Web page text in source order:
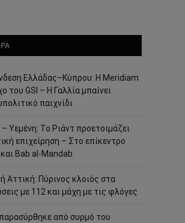
Ελλάδας–Κύπρου: Η Meridiam
του GSI – Η Γαλλία μπαίνει
παιχνίδι
Υεμένη: Το Ριάντ προετοιμάζει
επιχείρηση – Στο επίκεντρο
Bab al-Mandab
Αττική: Πύρινος κλοιός στα
με 112 και μάχη με τις φλόγες
από συρμό του